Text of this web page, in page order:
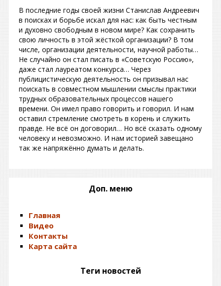
В последние годы своей жизни Станислав Андреевич
в поисках и борьбе искал для нас: как быть честным
и духовно свободным в новом мире? Как сохранить
свою личность в этой жёсткой организации? В том
числе, организации деятельности, научной работы…
Не случайно он стал писать в «Советскую Россию»,
даже стал лауреатом конкурса… Через
публицистическую деятельность он призывал нас
поискать в совместном мышлении смыслы практики
трудных образовательных процессов нашего
времени. Он имел право говорить и говорил. И нам
оставил стремление смотреть в корень и служить
правде. Не всё он договорил… Но всё сказать одному
человеку и невозможно. И нам историей завещано
так же напряжённо думать и делать.
Доп. меню
Главная
Видео
Контакты
Карта сайта
Теги новостей